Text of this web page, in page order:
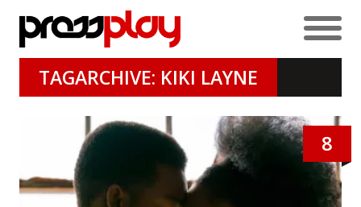
TAGARCHIVE: KIKI LAYNE
8